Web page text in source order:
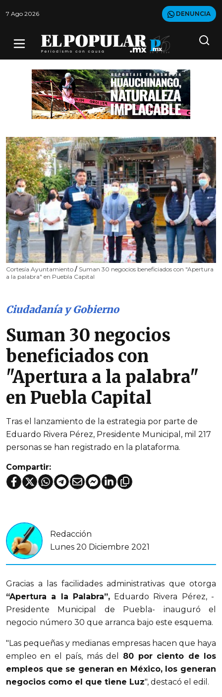
7 Ago 2026 DENUNCIA
Cortesía Ayuntamiento / Suman 30 negocios beneficiados con "Apertura
a la palabra" en Puebla Capital
Ciudadanía y Gobierno
Suman 30 negocios
beneficiados con
"Apertura a la palabra"
en Puebla Capital
Tras el lanzamiento de la estrategia por parte de
Eduardo Rivera Pérez, Presidente Municipal, mil 217
personas se han registrado en la plataforma.
Compartir:
Redacción
Lunes 20 Diciembre 2021
Gracias a las facilidades administrativas que otorga
“Apertura a la Palabra”,Eduardo Rivera Pérez, -
Presidente Municipal de Puebla- inauguró el
negocio número 30 que arranca bajo este esquema.
"Las pequeñas y medianas empresas hacen que haya
empleo en el país, más del
80 por ciento de los
empleos que se generan en México, los generan
negocios como el que tiene Luz", destacó el edil.